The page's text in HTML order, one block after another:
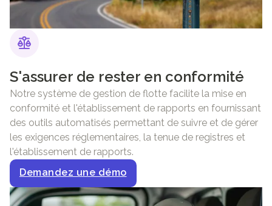
S'assurer de rester en conformité
Notre système de gestion de flotte facilite la mise en
conformité et l'établissement de rapports en fournissant
des outils automatisés permettant de suivre et de gérer
les exigences réglementaires, la tenue de registres et
l'établissement de rapports.
Demandez une démo